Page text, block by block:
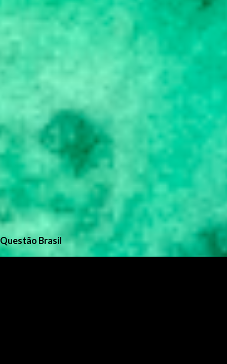
Questão Brasil